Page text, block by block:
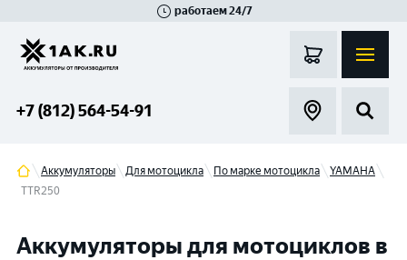
работаем 24/7
+7 (812) 564-54-91
Аккумуляторы Для мотоцикла По марке мотоцикла
YAMAHA
TTR250
Аккумуляторы для мотоциклов в
Гатчина